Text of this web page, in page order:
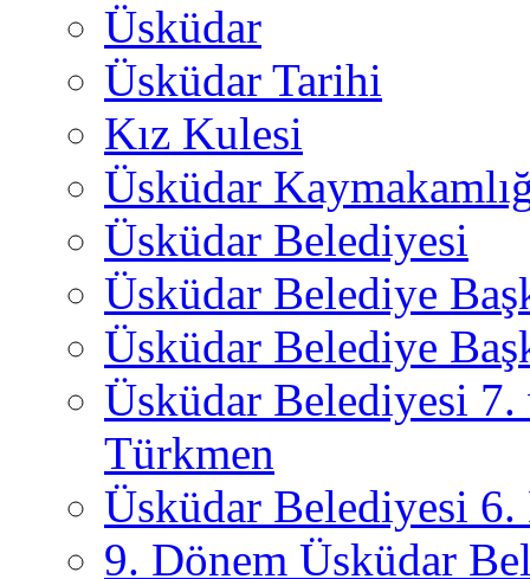
Üsküdar
Üsküdar Tarihi
Kız Kulesi
Üsküdar
Üsküdar Belediyesi
Üsküdar Belediye
Üsküdar Belediye
Üsküdar Belediyesi
Türkmen
Üsküdar Belediyesi 6.
9. Dönem Üsküdar